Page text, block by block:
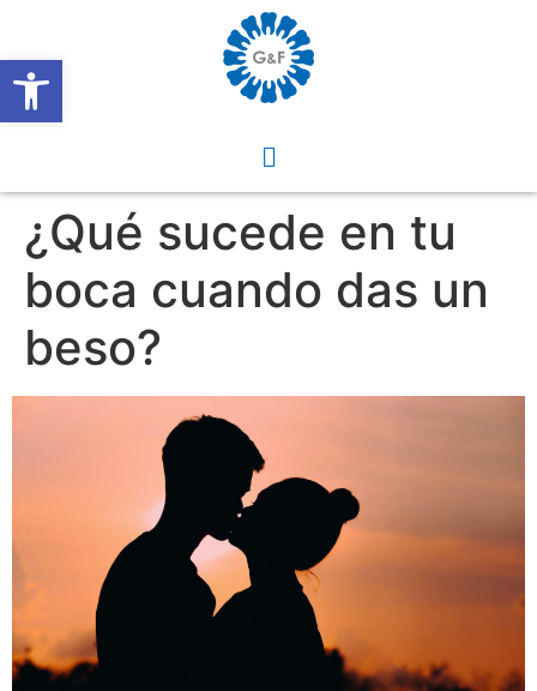
Abrir barra de herramientas
¿Qué sucede en tu
boca cuando das un
beso?